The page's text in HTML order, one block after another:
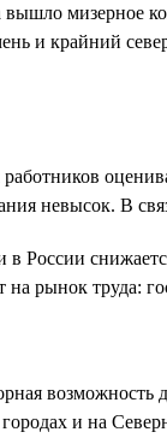
мизерное
и крайний
невысок. В
России
рынок труда:
и на